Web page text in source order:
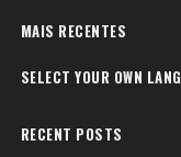
MAIS RECENTES
SELECT YOUR OWN
RECENT POSTS